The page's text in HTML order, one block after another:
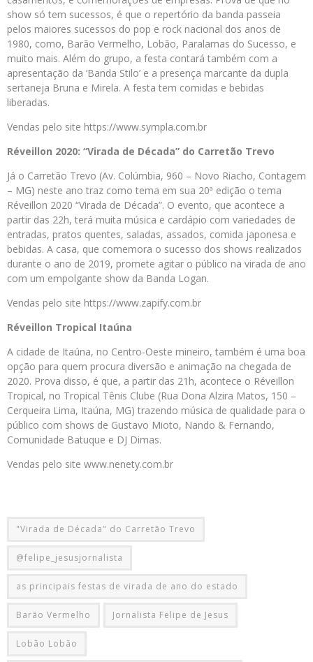
show só tem sucessos, é que o repertório da banda passeia
pelos maiores sucessos do pop e rock nacional dos anos de
1980, como, Barão Vermelho, Lobão, Paralamas do Sucesso, e
muito mais. Além do grupo, a festa contará também com a
apresentação da ‘Banda Stilo’ e a presença marcante da dupla
sertaneja Bruna e Mirela. A festa tem comidas e bebidas
liberadas.
Vendas pelo site https://www.sympla.com.br
Réveillon 2020: “Virada de Década” do Carretão Trevo
Já o Carretão Trevo (Av. Colúmbia, 960 – Novo Riacho, Contagem
– MG) neste ano traz como tema em sua 20ª edição o tema
Réveillon 2020 “Virada de Década”. O evento, que acontece a
partir das 22h, terá muita música e cardápio com variedades de
entradas, pratos quentes, saladas, assados, comida japonesa e
bebidas. A casa, que comemora o sucesso dos shows realizados
durante o ano de 2019, promete agitar o público na virada de ano
com um empolgante show da Banda Logan.
Vendas pelo site https://www.zapify.com.br
Réveillon Tropical Itaúna
A cidade de Itaúna, no Centro-Oeste mineiro, também é uma boa
opção para quem procura diversão e animação na chegada de
2020. Prova disso, é que, a partir das 21h, acontece o Réveillon
Tropical, no Tropical Tênis Clube (Rua Dona Alzira Matos, 150 –
Cerqueira Lima, Itaúna, MG) trazendo música de qualidade para o
público com shows de Gustavo Mioto, Nando & Fernando,
Comunidade Batuque e DJ Dimas.
Vendas pelo site www.nenety.com.br
"Virada de Década" do Carretão Trevo
@felipe_jesusjornalista
as principais festas de virada de ano do estado
Barão Vermelho Jornalista Felipe de Jesus
Lobão Lobão